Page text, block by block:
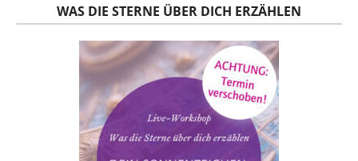
WAS DIE STERNE ÜBER DICH ERZÄHLEN